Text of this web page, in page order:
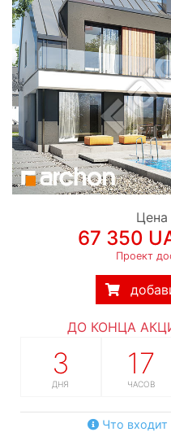
Цена
67 350
Проект
ДО КОНЦА
3
ДНЯ
17
ЧАСОВ
Что входит